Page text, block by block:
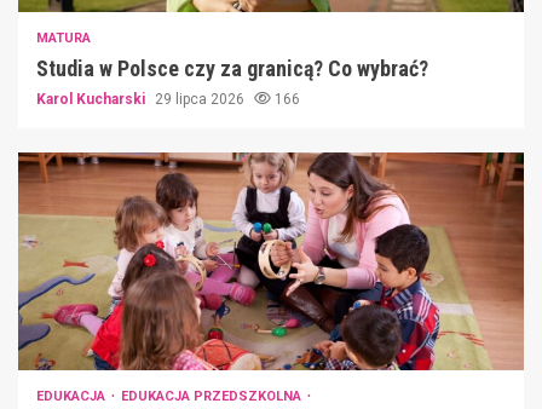
MATURA
Studia w Polsce czy za granicą? Co wybrać?
Karol Kucharski 29 lipca 2026 166
EDUKACJA
EDUKACJA PRZEDSZKOLNA